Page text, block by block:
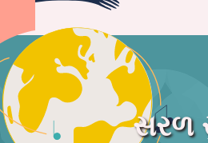
સરળ